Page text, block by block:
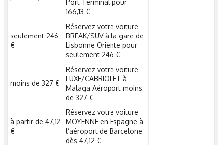
Port Terminal pour
166,13 €
seulement 246
€
Réservez votre voiture
BREAK/SUV à la gare de
Lisbonne Oriente pour
seulement 246 €
moins de 327 €
Réservez votre voiture
LUXE/CABRIOLET à
Malaga Aéroport moins
de 327 €
à partir de 47,12
€
Réservez votre voiture
MOYENNE en Espagne à
l’aéroport de Barcelone
dès 47,12 €